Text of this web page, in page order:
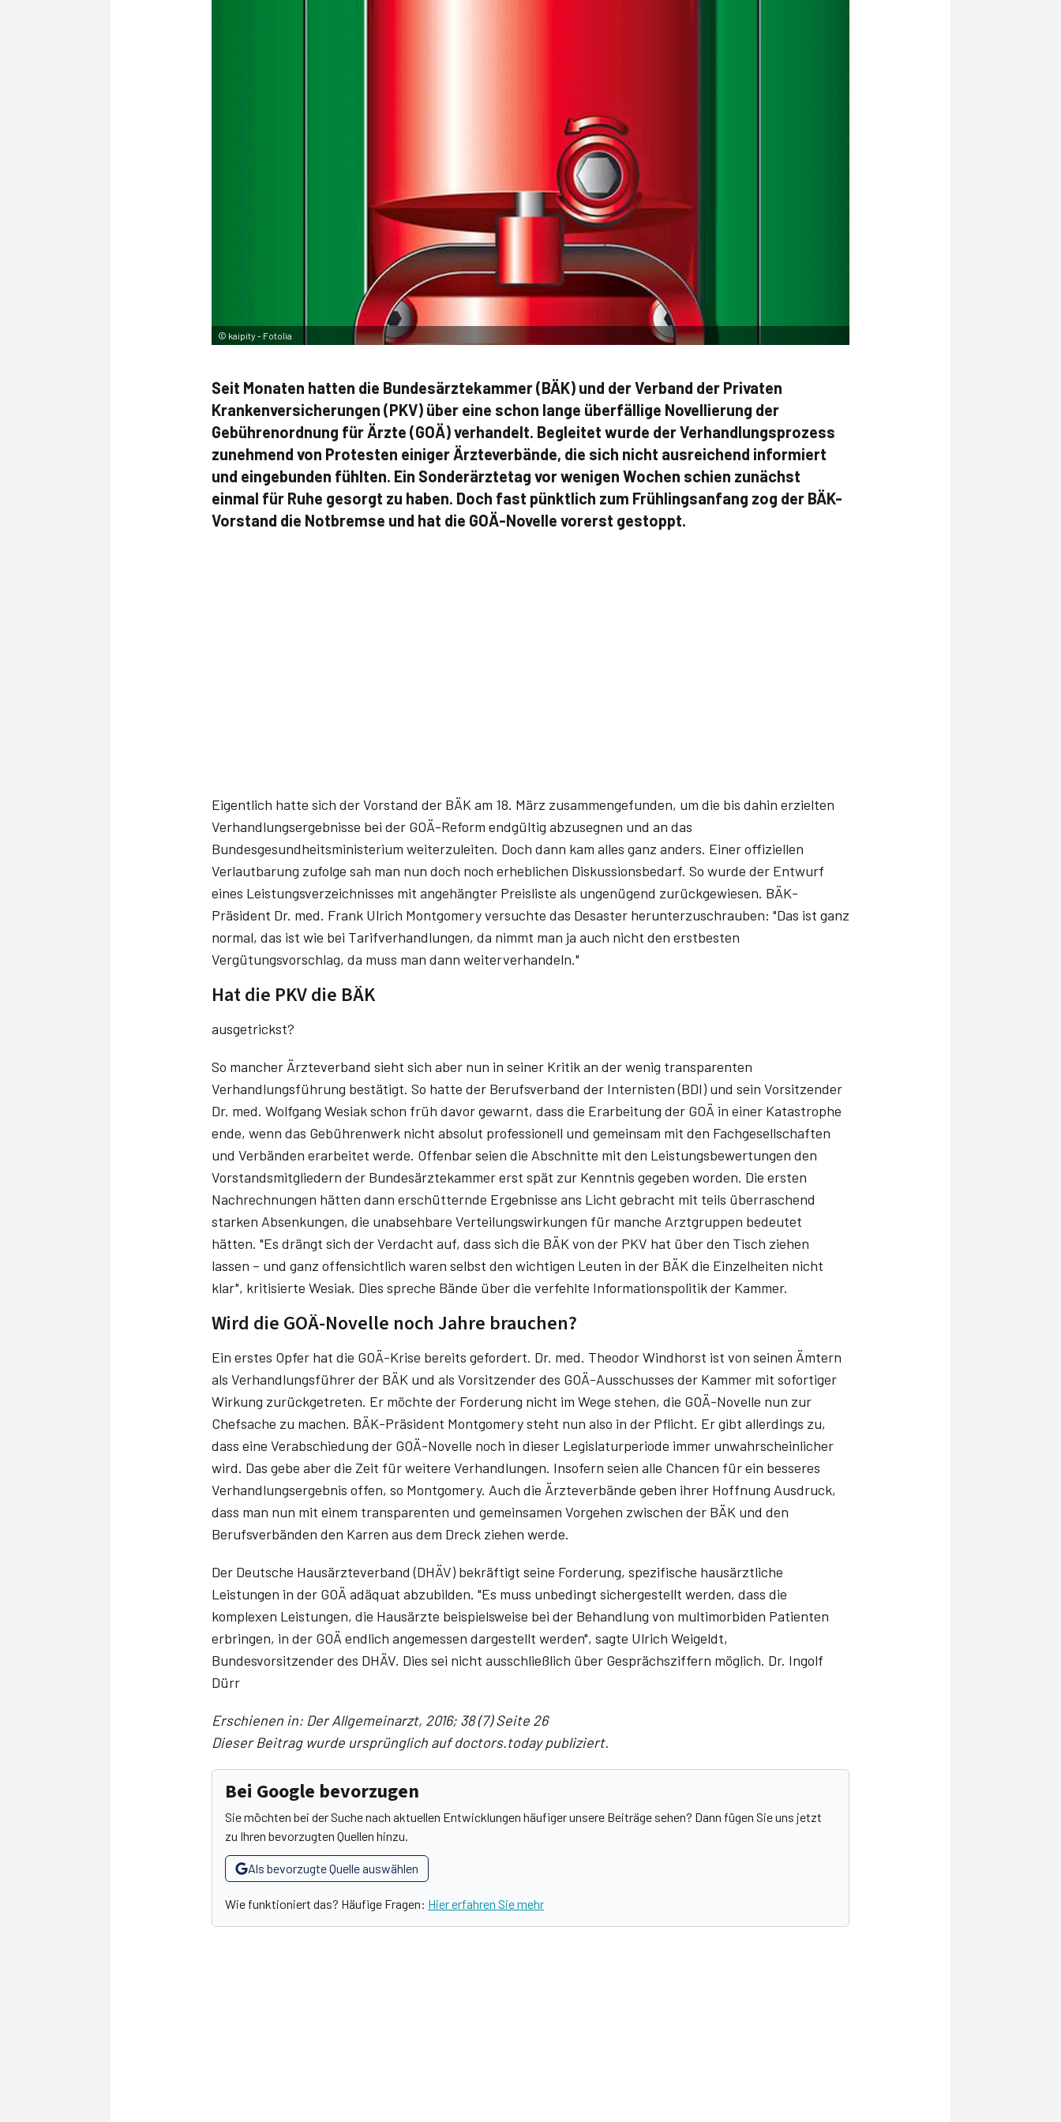
© kaipity - Fotolia
Seit Monaten hatten die Bundesärztekammer (BÄK) und der Verband der Privaten
Krankenversicherungen (PKV) über eine schon lange überfällige Novellierung der
Gebührenordnung für Ärzte (GOÄ) verhandelt. Begleitet wurde der Verhandlungsprozess
zunehmend von Protesten einiger Ärzteverbände, die sich nicht ausreichend informiert
und eingebunden fühlten. Ein Sonderärztetag vor wenigen Wochen schien zunächst
einmal für Ruhe gesorgt zu haben. Doch fast pünktlich zum Frühlingsanfang zog der BÄK-
Vorstand die Notbremse und hat die GOÄ-Novelle vorerst gestoppt.
Eigentlich hatte sich der Vorstand der BÄK am 18. März zusammengefunden, um die bis dahin erzielten
Verhandlungsergebnisse bei der GOÄ-Reform endgültig abzusegnen und an das
Bundesgesundheitsministerium weiterzuleiten. Doch dann kam alles ganz anders. Einer offiziellen
Verlautbarung zufolge sah man nun doch noch erheblichen Diskussionsbedarf. So wurde der Entwurf
eines Leistungsverzeichnisses mit angehängter Preisliste als ungenügend zurückgewiesen. BÄK-
Präsident Dr. med. Frank Ulrich Montgomery versuchte das Desaster herunterzuschrauben: "Das ist ganz
normal, das ist wie bei Tarifverhandlungen, da nimmt man ja auch nicht den erstbesten
Vergütungsvorschlag, da muss man dann weiterverhandeln."
Hat die PKV die BÄK
ausgetrickst?
So mancher Ärzteverband sieht sich aber nun in seiner Kritik an der wenig transparenten
Verhandlungsführung bestätigt. So hatte der Berufsverband der Internisten (BDI) und sein Vorsitzender
Dr. med. Wolfgang Wesiak schon früh davor gewarnt, dass die Erarbeitung der GOÄ in einer Katastrophe
ende, wenn das Gebührenwerk nicht absolut professionell und gemeinsam mit den Fachgesellschaften
und Verbänden erarbeitet werde. Offenbar seien die Abschnitte mit den Leistungsbewertungen den
Vorstandsmitgliedern der Bundesärztekammer erst spät zur Kenntnis gegeben worden. Die ersten
Nachrechnungen hätten dann erschütternde Ergebnisse ans Licht gebracht mit teils überraschend
starken Absenkungen, die unabsehbare Verteilungswirkungen für manche Arztgruppen bedeutet
hätten. "Es drängt sich der Verdacht auf, dass sich die BÄK von der PKV hat über den Tisch ziehen
lassen – und ganz offensichtlich waren selbst den wichtigen Leuten in der BÄK die Einzelheiten nicht
klar", kritisierte Wesiak. Dies spreche Bände über die verfehlte Informationspolitik der Kammer.
Wird die GOÄ-Novelle noch Jahre brauchen?
Ein erstes Opfer hat die GOÄ-Krise bereits gefordert. Dr. med. Theodor Windhorst ist von seinen Ämtern
als Verhandlungsführer der BÄK und als Vorsitzender des GOÄ-Ausschusses der Kammer mit sofortiger
Wirkung zurückgetreten. Er möchte der Forderung nicht im Wege stehen, die GOÄ-Novelle nun zur
Chefsache zu machen. BÄK-Präsident Montgomery steht nun also in der Pflicht. Er gibt allerdings zu,
dass eine Verabschiedung der GOÄ-Novelle noch in dieser Legislaturperiode immer unwahrscheinlicher
wird. Das gebe aber die Zeit für weitere Verhandlungen. Insofern seien alle Chancen für ein besseres
Verhandlungsergebnis offen, so Montgomery. Auch die Ärzteverbände geben ihrer Hoffnung Ausdruck,
dass man nun mit einem transparenten und gemeinsamen Vorgehen zwischen der BÄK und den
Berufsverbänden den Karren aus dem Dreck ziehen werde.
Der Deutsche Hausärzteverband (DHÄV) bekräftigt seine Forderung, spezifische hausärztliche
Leistungen in der GOÄ adäquat abzubilden. "Es muss unbedingt sichergestellt werden, dass die
komplexen Leistungen, die Hausärzte beispielsweise bei der Behandlung von multimorbiden Patienten
erbringen, in der GOÄ endlich angemessen dargestellt werden", sagte Ulrich Weigeldt,
Bundesvorsitzender des DHÄV. Dies sei nicht ausschließlich über Gesprächsziffern möglich. Dr. Ingolf
Dürr
Erschienen in: Der Allgemeinarzt, 2016; 38 (7) Seite 26
Dieser Beitrag wurde ursprünglich auf doctors.today publiziert.
Bei Google bevorzugen
Sie möchten bei der Suche nach aktuellen Entwicklungen häufiger unsere Beiträge sehen? Dann fügen Sie uns jetzt
zu Ihren bevorzugten Quellen hinzu.
Als bevorzugte Quelle auswählen
Wie funktioniert das? Häufige Fragen: Hier erfahren Sie mehr